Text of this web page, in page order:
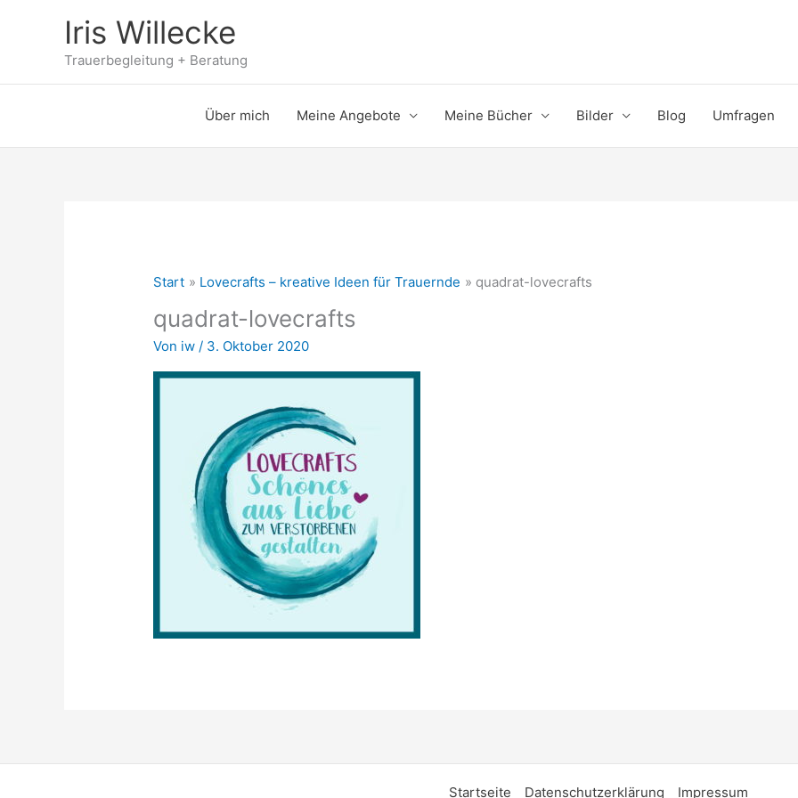
Iris Willecke
Trauerbegleitung + Beratung
Über mich Meine Angebote Meine Bücher Bilder Blog Umfragen
Start Lovecrafts – kreative Ideen für Trauernde quadrat-lovecrafts
quadrat-lovecrafts
Von iw/ 3. Oktober 2020
Startseite Datenschutzerklärung Impressum